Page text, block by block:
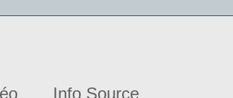
Info Source